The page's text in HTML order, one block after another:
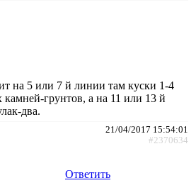
на 5 или 7 й линии там куски 1-4
камней-грунтов, а на 11 или 13 й
два.
21/04/2017 15:54:01
#2370634
Ответить